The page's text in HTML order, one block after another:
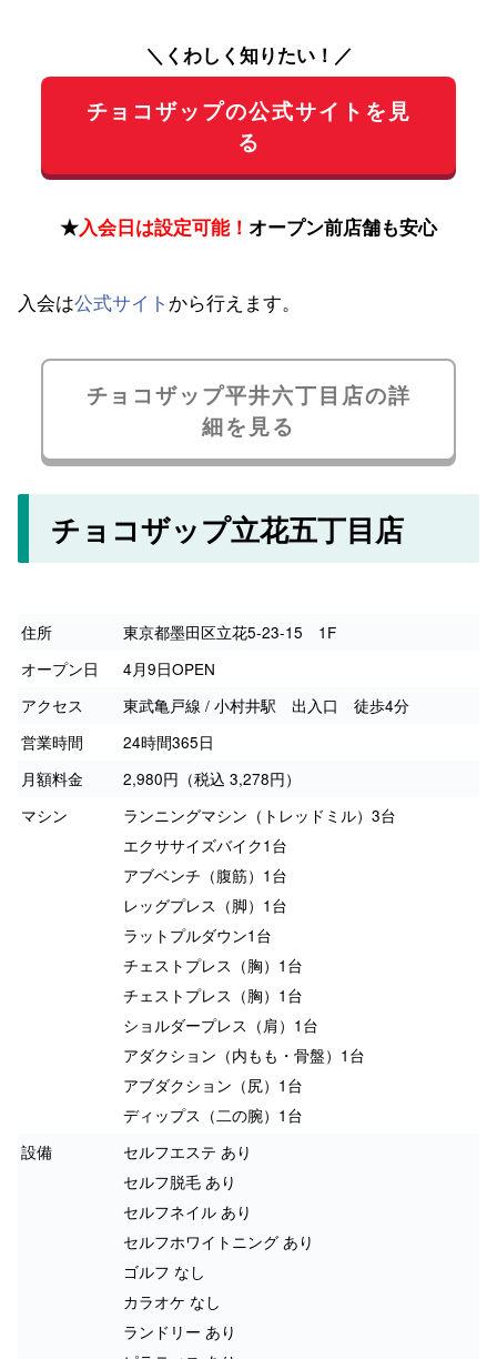
＼くわしく知りたい！／
チョコザップの公式サイトを見
る
★入会日は設定可能！ オープン前店舗も安心
入会は公式サイト から行えます。
チョコザップ平井六丁目店の詳
細を見る
チョコザップ立花五丁目店
住所
東京都墨田区立花5-23-15 1F
オープン日
4月9日OPEN
アクセス
東武亀戸線 / 小村井駅 出入口 徒歩4分
営業時間
24時間365日
月額料金
2,980円（税込 3,278円）
マシン
ランニングマシン（トレッドミル）3台
エクササイズバイク1台
アブベンチ（腹筋）1台
レッグプレス（脚）1台
ラットプルダウン1台
チェストプレス（胸）1台
チェストプレス（胸）1台
ショルダープレス（肩）1台
アダクション（内もも・骨盤）1台
アブダクション（尻）1台
ディップス（二の腕）1台
設備
セルフエステ あり
セルフ脱毛 あり
セルフネイル あり
セルフホワイトニング あり
ゴルフ なし
カラオケ なし
ランドリー あり